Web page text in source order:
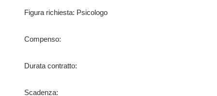
Figura richiesta: Psicologo
Compenso:
Durata contratto:
Scadenza: